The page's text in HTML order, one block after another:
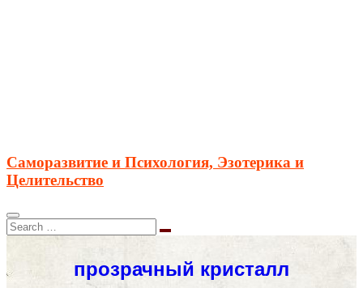
Саморазвитие и Психология, Эзотерика и
Целительство